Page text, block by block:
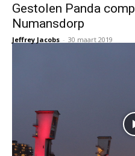
Gestolen Panda
Numansdorp
Jeffrey Jacobs - 30 maart 2019